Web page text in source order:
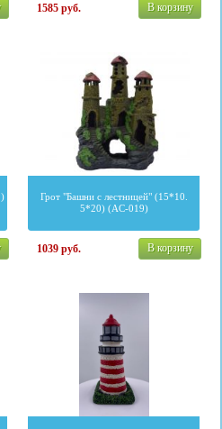
1585руб. В корзину
Грот "Башни с лестницей" (15*10.
5*20) (AC-019)
1039руб. В корзину